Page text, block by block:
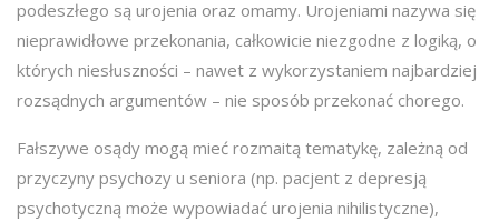
podeszłego są urojenia oraz omamy. Urojeniami nazywa się
nieprawidłowe przekonania, całkowicie niezgodne z logiką, o
których niesłuszności – nawet z wykorzystaniem najbardziej
rozsądnych argumentów – nie sposób przekonać chorego.
Fałszywe osądy mogą mieć rozmaitą tematykę, zależną od
przyczyny psychozy u seniora (np. pacjent z depresją
psychotyczną może wypowiadać urojenia nihilistyczne),